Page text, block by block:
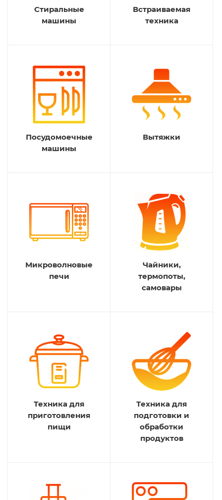
Стиральные
машины
Встраиваемая
техника
Посудомоечные
машины
Вытяжки
Микроволновые
печи
Чайники,
термопоты,
самовары
Техника для
приготовления
пищи
Техника для
подготовки и
обработки
продуктов